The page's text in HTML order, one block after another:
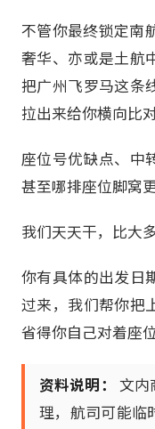
不管你最终锁定南
奢华、亦或是土航
把广州飞罗马这条
拉出来给你横向比
座位号优缺点、中
甚至哪排座位脚窝
我们天天干，比大
你有具体的出发日
过来，我们帮你把
省得你自己对着座
资料说明：
文内
理，航司可能临